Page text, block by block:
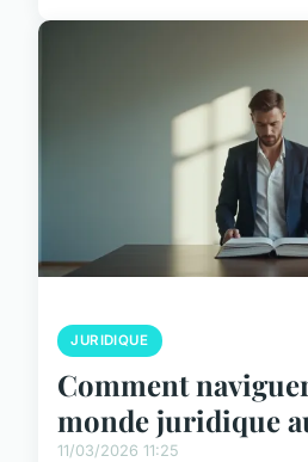
JURIDIQUE
Comment
monde juridique
11/03/2026 11:25